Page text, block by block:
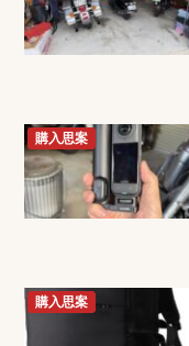
購入思案
購入思案